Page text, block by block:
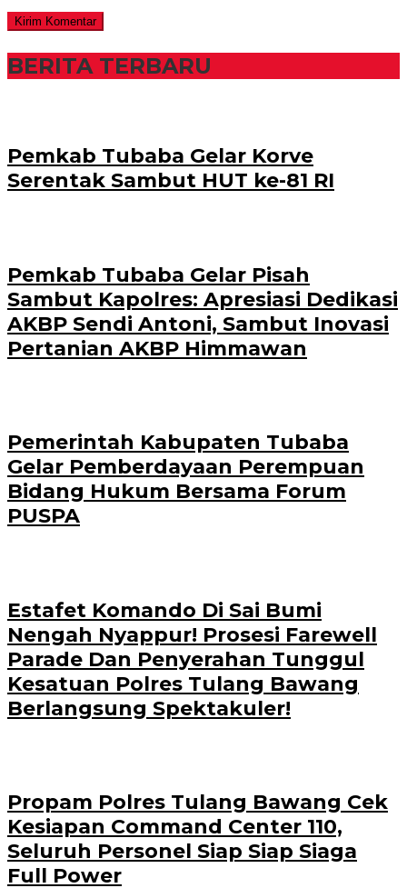
BERITA TERBARU
Pemkab Tubaba Gelar Korve
Serentak Sambut HUT ke-81 RI
Pemkab Tubaba Gelar Pisah
Sambut Kapolres: Apresiasi Dedikasi
AKBP Sendi Antoni, Sambut Inovasi
Pertanian AKBP Himmawan
Pemerintah Kabupaten Tubaba
Gelar Pemberdayaan Perempuan
Bidang Hukum Bersama Forum
PUSPA
Estafet Komando Di Sai Bumi
Nengah Nyappur! Prosesi Farewell
Parade Dan Penyerahan Tunggul
Kesatuan Polres Tulang Bawang
Berlangsung Spektakuler!
Propam Polres Tulang Bawang Cek
Kesiapan Command Center 110,
Seluruh Personel Siap Siap Siaga
Full Power